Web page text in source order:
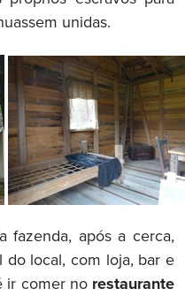
unidas.
fazenda, após a cerca,
do local, com loja, bar e
ir comer no restaurante